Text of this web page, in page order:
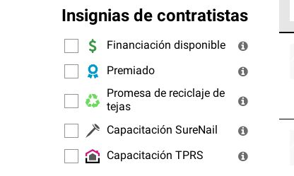
Insignias de contratistas
Financiación disponible
Premiado
Promesa de reciclaje de
tejas
Capacitación SureNail
Capacitación TPRS